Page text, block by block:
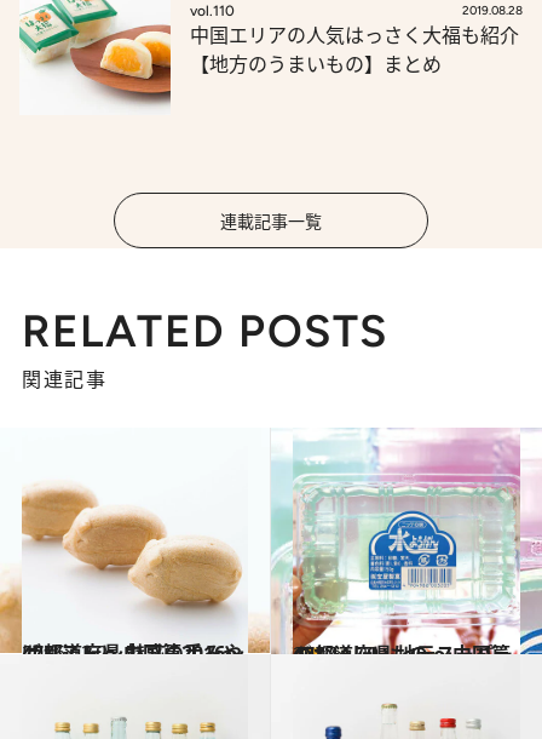
vol.110 2019.08.28
中国エリアの人気はっさく大福も紹介
【地方のうまいもの】まとめ
連載記事一覧
RELATED POSTS
関連記事
2016.12.2
47都道府県 魅惑の手みやげリスト ～中国篇2016～
グルメ 2017.1.29
47都道府県 地元スーパーのおいしいもの ～中国篇～
グルメ